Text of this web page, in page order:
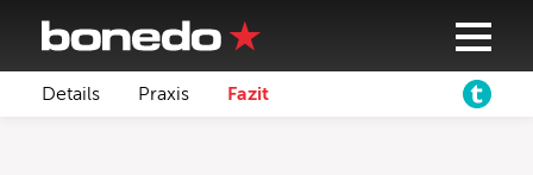
Details Praxis Fazit